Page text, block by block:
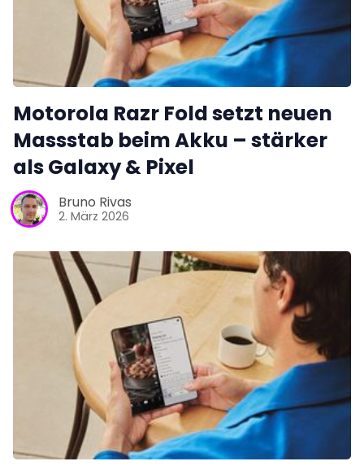
Motorola Razr Fold setzt neuen
Massstab beim Akku – stärker
als Galaxy & Pixel
Bruno Rivas
2. März 2026